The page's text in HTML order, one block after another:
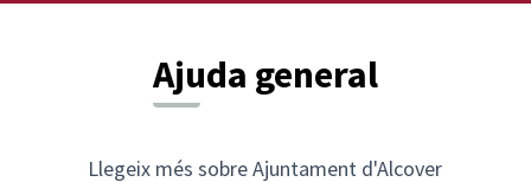
Ajuda general
Llegeix més sobre Ajuntament d'Alcover